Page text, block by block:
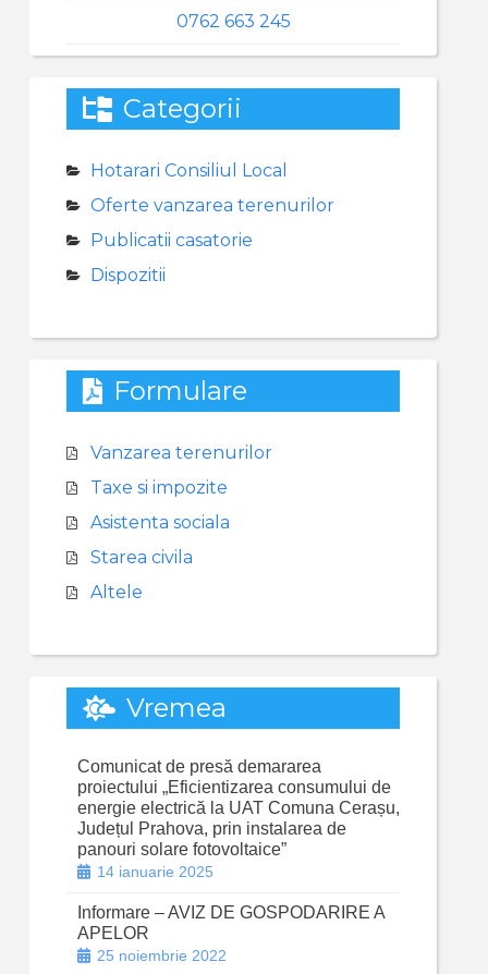
0762 663 245
Categorii
Hotarari Consiliul Local
Oferte vanzarea terenurilor
Publicatii casatorie
Dispozitii
Formulare
Vanzarea terenurilor
Taxe si impozite
Asistenta sociala
Starea civila
Altele
Vremea
Comunicat de presă demararea
proiectului „Eficientizarea consumului de
energie electrică la UAT Comuna Cerașu,
Județul Prahova, prin instalarea de
panouri solare fotovoltaice”
14 ianuarie 2025
Informare – AVIZ DE GOSPODARIRE A
APELOR
25 noiembrie 2022